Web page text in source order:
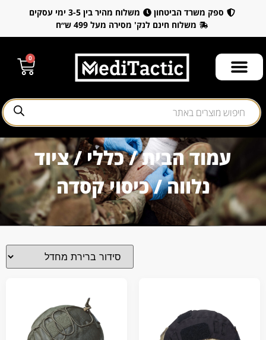
ספק משרד הביטחון
משלוח מהיר בין 3-5 ימי עסקים
משלוח חינם לנק' מסירה מעל 499 ש״ח
0
עמוד הבית/כללי/ציוד
נלווה/ כיסוי קסדה